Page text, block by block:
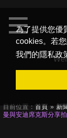
為了提供您優
cookies。若
我們的隱私政
目前位置： 首頁 新
曼與安迪席克斯分享